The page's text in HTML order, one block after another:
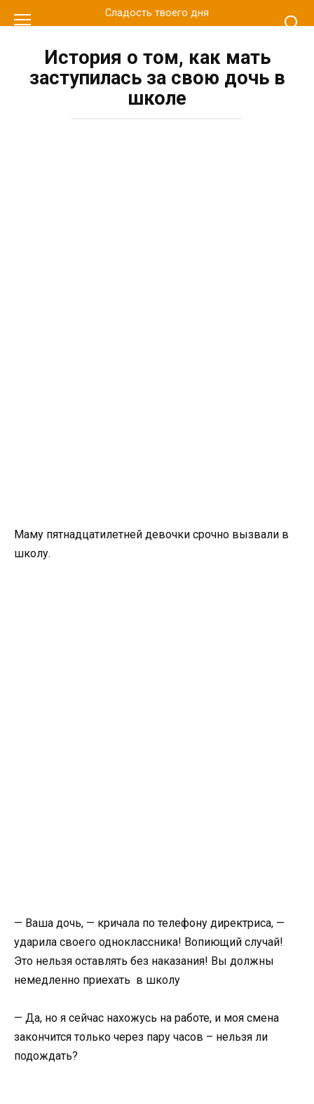
к
Сладость твоего дня
История о том, как мать
заступилась за свою дочь в
школе
Маму пятнадцатилетней девочки срочно вызвали в
школу.
— Ваша дочь, — кричала по телефону директриса, —
ударила своего одноклассника! Вопиющий случай!
Это нельзя оставлять без наказания! Вы должны
немедленно приехать в школу
— Да, но я сейчас нахожусь на работе, и моя смена
закончится только через пару часов – нельзя ли
подождать?